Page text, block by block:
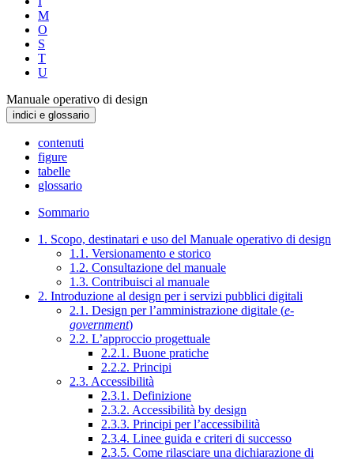
M
O
S
T
U
Manuale operativo di design
indici e glossario
contenuti
figure
tabelle
glossario
Sommario
1. Scopo, destinatari e uso del Manuale operativo di design
1.1. Versionamento e storico
1.2. Consultazione del manuale
1.3. Contribuisci al manuale
2. Introduzione al design per i servizi pubblici digitali
2.1. Design per l’amministrazione digitale (e-
government)
2.2. L’approccio progettuale
2.2.1. Buone pratiche
2.2.2. Principi
2.3. Accessibilità
2.3.1. Definizione
2.3.2. Accessibilità by design
2.3.3. Principi per l’accessibilità
2.3.4. Linee guida e criteri di successo
2.3.5. Come rilasciare una dichiarazione di